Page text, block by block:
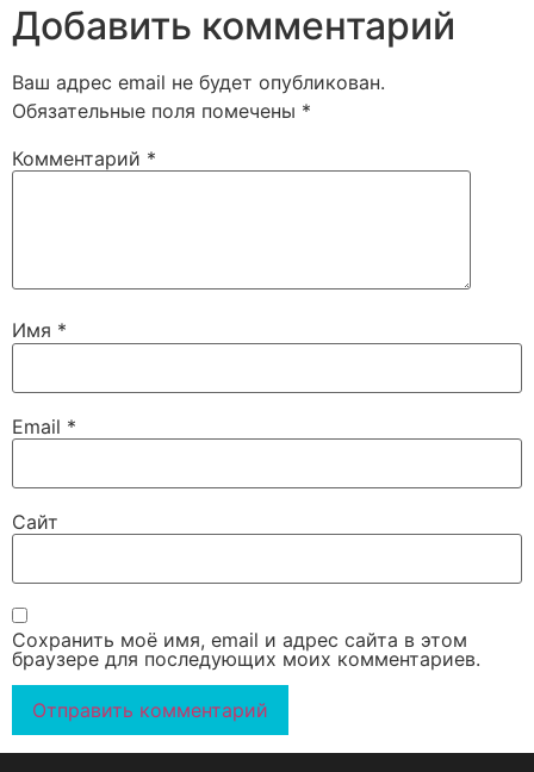
Добавить комментарий
Ваш адрес email не будет опубликован.
Обязательные поля помечены *
Комментарий *
Имя *
Email *
Сайт
Сохранить моё имя, email и адрес сайта в этом
браузере для последующих моих комментариев.